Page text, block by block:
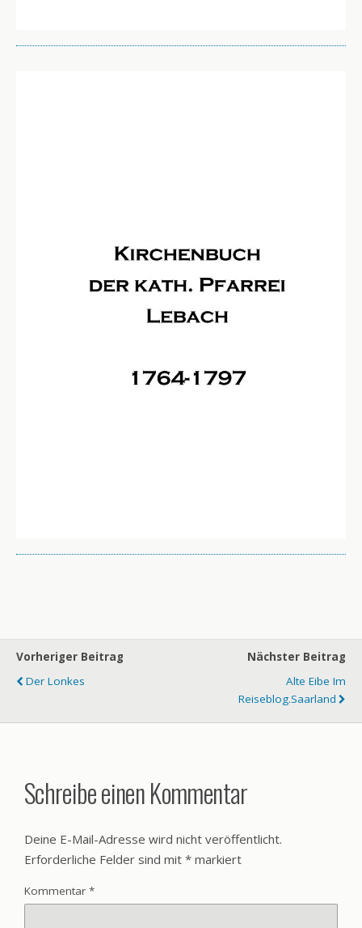
Vorheriger Beitrag
Der Lonkes
Nächster Beitrag
Alte Eibe Im
Reiseblog.Saarland
Schreibe einen Kommentar
Deine E-Mail-Adresse wird nicht veröffentlicht.
Erforderliche Felder sind mit * markiert
Kommentar *